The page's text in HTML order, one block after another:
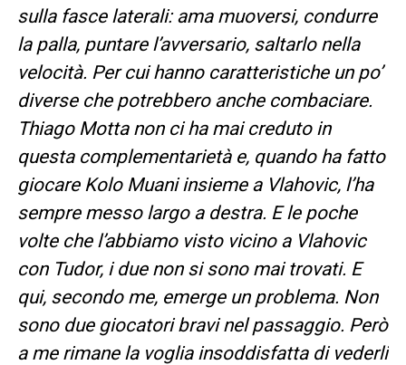
sulla fasce laterali: ama muoversi, condurre
la palla, puntare l’avversario, saltarlo nella
velocità. Per cui hanno caratteristiche un po’
diverse che potrebbero anche combaciare.
Thiago Motta non ci ha mai creduto in
questa complementarietà e, quando ha fatto
giocare Kolo Muani insieme a Vlahovic, l’ha
sempre messo largo a destra. E le poche
volte che l’abbiamo visto vicino a Vlahovic
con Tudor, i due non si sono mai trovati. E
qui, secondo me, emerge un problema. Non
sono due giocatori bravi nel passaggio. Però
a me rimane la voglia insoddisfatta di vederli